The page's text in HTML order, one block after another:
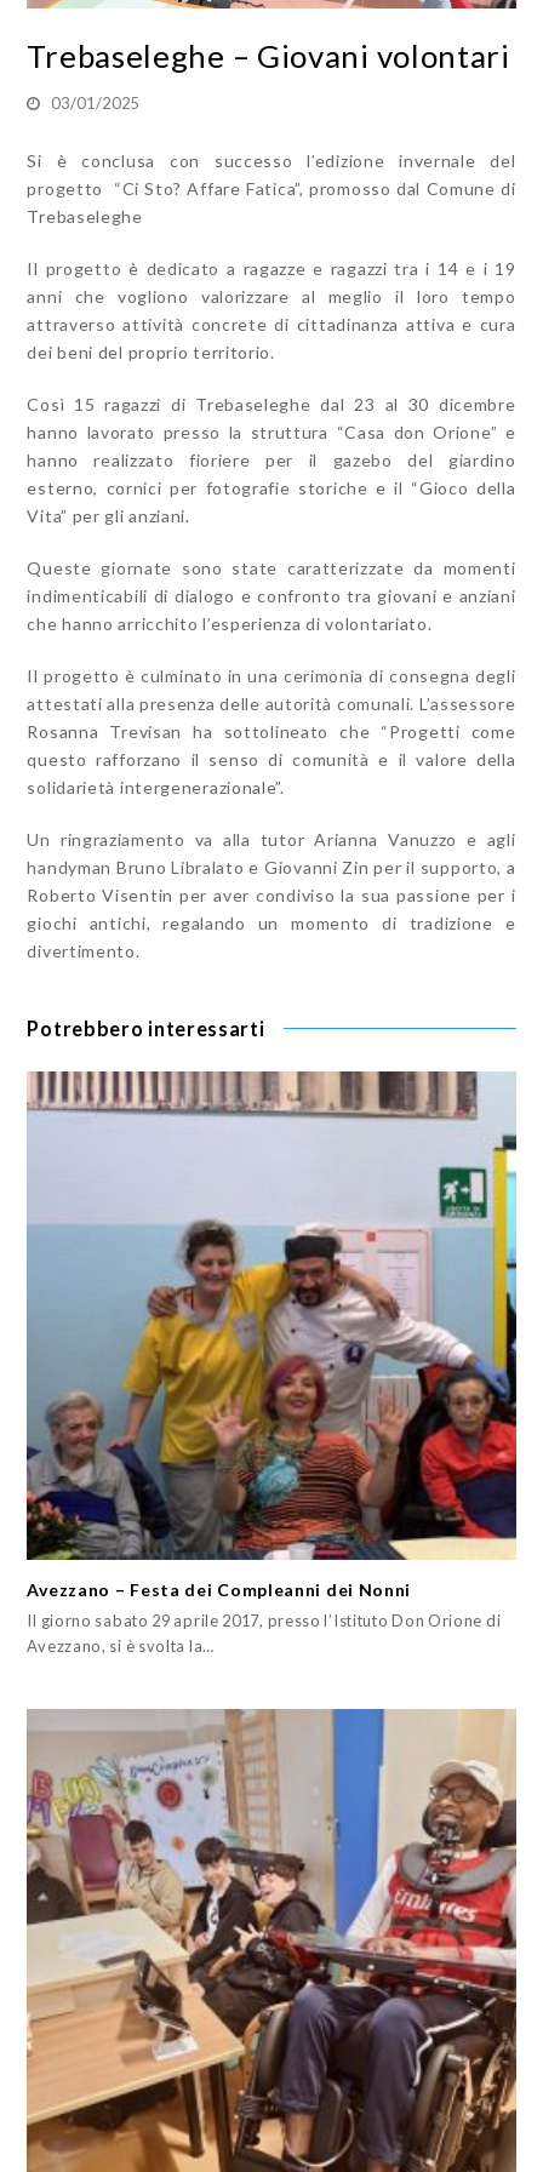
Trebaseleghe – Giovani volontari
03/01/2025
Si è conclusa con successo l’edizione invernale del
progetto “Ci Sto? Affare Fatica”, promosso dal Comune di
Trebaseleghe
Il progetto è dedicato a ragazze e ragazzi tra i 14 e i 19
anni che vogliono valorizzare al meglio il loro tempo
attraverso attività concrete di cittadinanza attiva e cura
dei beni del proprio territorio.
Così 15 ragazzi di Trebaseleghe dal 23 al 30 dicembre
hanno lavorato presso la struttura “Casa don Orione” e
hanno realizzato fioriere per il gazebo del giardino
esterno, cornici per fotografie storiche e il “Gioco della
Vita” per gli anziani.
Queste giornate sono state caratterizzate da momenti
indimenticabili di dialogo e confronto tra giovani e anziani
che hanno arricchito l’esperienza di volontariato.
Il progetto è culminato in una cerimonia di consegna degli
attestati alla presenza delle autorità comunali. L’assessore
Rosanna Trevisan ha sottolineato che “Progetti come
questo rafforzano il senso di comunità e il valore della
solidarietà intergenerazionale”.
Un ringraziamento va alla tutor Arianna Vanuzzo e agli
handyman Bruno Libralato e Giovanni Zin per il supporto, a
Roberto Visentin per aver condiviso la sua passione per i
giochi antichi, regalando un momento di tradizione e
divertimento.
Potrebbero interessarti
Avezzano – Festa dei Compleanni dei Nonni
Il giorno sabato 29 aprile 2017, presso l’Istituto Don Orione di
Avezzano, si è svolta la…